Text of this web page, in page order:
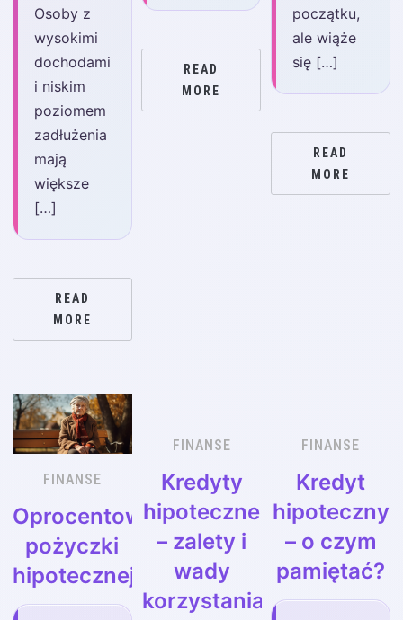
Osoby z
wysokimi
dochodami
i niskim
poziomem
zadłużenia
mają
większe
[…]
READ
MORE
READ
MORE
początku,
ale wiąże
się […]
READ
MORE
FINANSE
Oprocentowanie
pożyczki
hipotecznej
FINANSE
Kredyty
hipoteczne
– zalety i
wady
korzystania
FINANSE
Kredyt
hipoteczny
– o czym
pamiętać?